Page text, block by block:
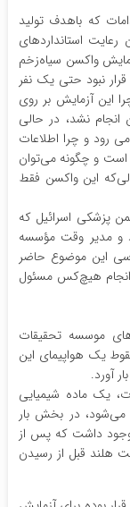
که باهدف تولید
استانداردهای
واکسن سیاه‌زخم
نبود حتی یک نفر
این آزمایش بر روی
انجام نشد، در حالی
رود و چرا اطلاعات
است و چگونه می‌توان
این واکسن فقط
پزشکی اسرائیل که
و مدیر وقت مؤسسه
این موضوع حاضر
هیچ‌کس مسئول
موسسه تحقیقات
یک هواپیمای این
فسفونات، یک ماده شیمیایی
می‌شود، در بخش بار
وجود داشت که پس از
آمستردام پایتخت هلند قبل از رسیدن